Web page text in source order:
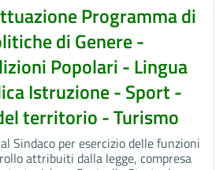
Programma di
di Genere -
Popolari - Lingua
Istruzione - Sport -
territorio - Turismo
Sindaco per esercizio delle funzioni
attribuiti dalla legge, compresa